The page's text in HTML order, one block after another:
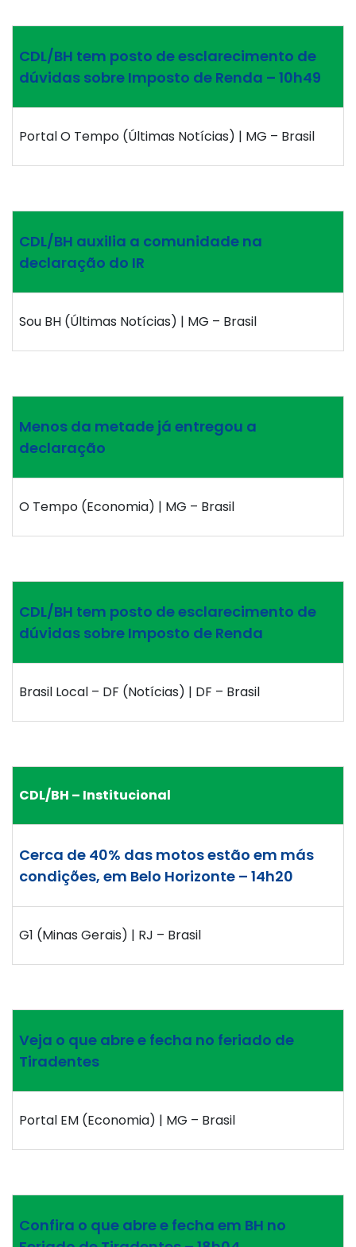
CDL/BH tem posto de esclarecimento de
dúvidas sobre Imposto de Renda – 10h49
Portal O Tempo (Últimas Notícias) | MG – Brasil
CDL/BH auxilia a comunidade na
declaração do IR
Sou BH (Últimas Notícias) | MG – Brasil
Menos da metade já entregou a
declaração
O Tempo (Economia) | MG – Brasil
CDL/BH tem posto de esclarecimento de
dúvidas sobre Imposto de Renda
Brasil Local – DF (Notícias) | DF – Brasil
CDL/BH – Institucional
Cerca de 40% das motos estão em más
condições, em Belo Horizonte – 14h20
G1 (Minas Gerais) | RJ – Brasil
Veja o que abre e fecha no feriado de
Tiradentes
Portal EM (Economia) | MG – Brasil
Confira o que abre e fecha em BH no